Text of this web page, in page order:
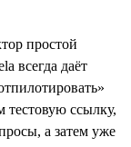
простой
всегда даёт
тестовую ссылку,
а затем уже